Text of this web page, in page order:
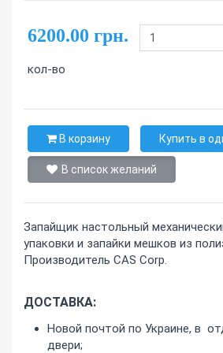
6200.00 грн.
кол-во
В корзину Купить в
В список желаний
Запайщик настольный
упаковки и запайки мешков из
Производитель CAS Corp.
ДОСТАВКА:
Новой почтой по Украине, в
двери;